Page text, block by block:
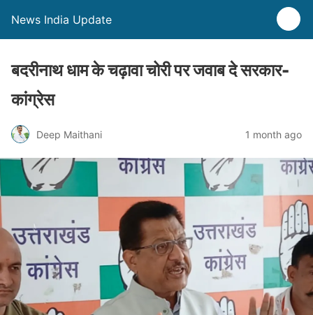
News India Update
बदरीनाथ धाम के चढ़ावा चोरी पर जवाब दे सरकार-
कांग्रेस
Deep Maithani 1 month ago